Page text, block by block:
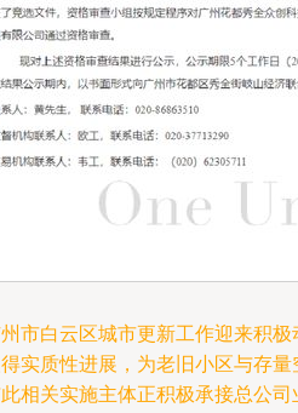
市白云区城市更新工作迎来积
实质性进展，为老旧小区与存
相关实施主体正积极承接总公